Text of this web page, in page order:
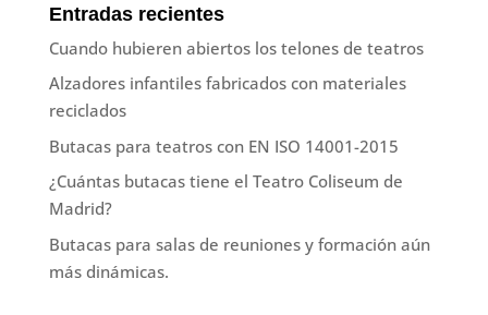
Entradas recientes
Cuando hubieren abiertos los telones de teatros
Alzadores infantiles fabricados con materiales
reciclados
Butacas para teatros con EN ISO 14001-2015
¿Cuántas butacas tiene el Teatro Coliseum de
Madrid?
Butacas para salas de reuniones y formación aún
más dinámicas.